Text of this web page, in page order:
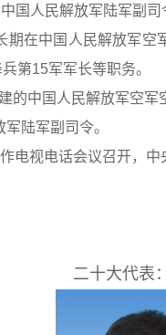
国人民解放军陆军副司
期在中国人民解放军
第15军军长等职务。
的中国人民解放军空军
陆军副司令。
电视电话会议召开，
二十大代表